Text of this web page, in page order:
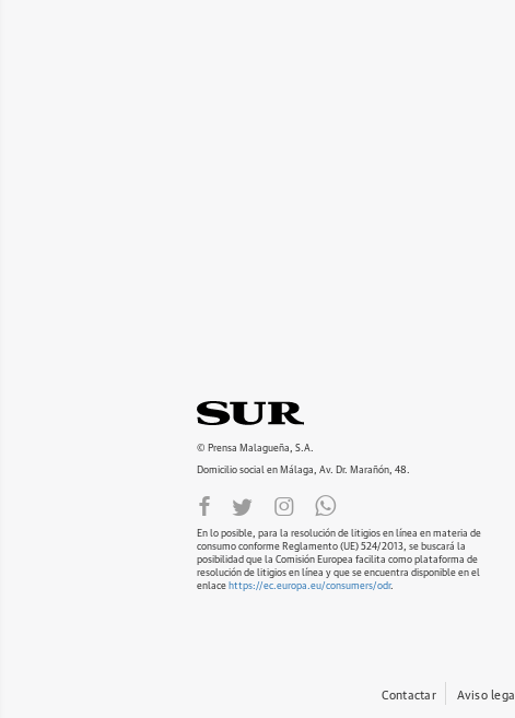
© Prensa Malagueña, S.A.
Domicilio social en Málaga, Av. Dr. Marañón, 48.
En lo posible, para la resolución de litigios en línea en materia de
consumo conforme Reglamento (UE) 524/2013, se buscará la
posibilidad que la Comisión Europea facilita como plataforma de
resolución de litigios en línea y que se encuentra disponible en el
enlace https://ec.europa.eu/consumers/odr.
Contactar Aviso legal